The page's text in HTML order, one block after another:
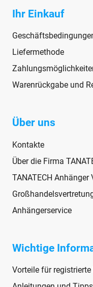
Ihr Einkauf
Liefermethode
Warenrückgabe und
Über uns
Kontakte
Über die Firma
TANATECH
Anhängerservice
Wichtige
Vorteile für registrierte